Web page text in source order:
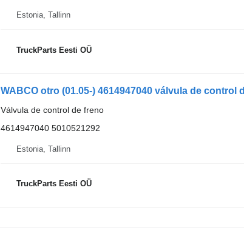
Estonia, Tallinn
TruckParts Eesti OÜ
Válvula de control de freno
4614947040 5010521292
Estonia, Tallinn
TruckParts Eesti OÜ